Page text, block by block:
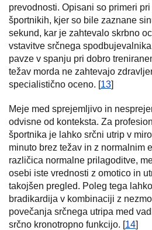
prevodnosti. Opisani so primeri
športnikih, kjer so bile zaznane
sekund, kar je zahtevalo skrbno
vstavitve srčnega
pavze v spanju pri dobro
težav morda ne zahtevajo
specialistično oceno. [13]
Meje med sprejemljivo in
odvisne od konteksta. Za
športnika je lahko srčni utrip v
minuto brez težav in z normalnim
različica normalne prilagoditve,
osebi iste vrednosti z omotico in
takojšen pregled. Poleg tega
bradikardija v kombinaciji z
povečanja srčnega utripa med
srčno kronotropno funkcijo. [14]